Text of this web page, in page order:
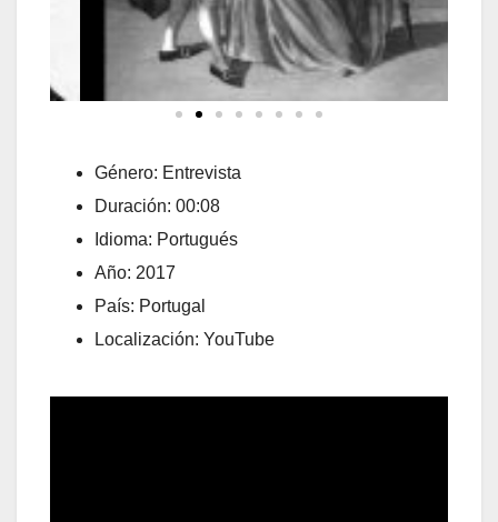
Género: Entrevista
Duración: 00:08
Idioma: Portugués
Año: 2017
País: Portugal
Localización: YouTube